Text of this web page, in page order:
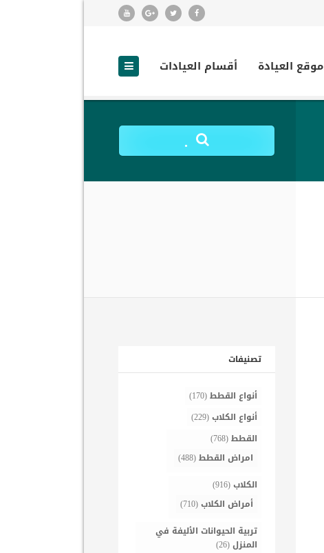
موقع العيادة أقسام العيادات
.
تصنيفات
أنواع القطط(170)
أنواع الكلاب(229)
القطط(768)
امراض القطط(488)
الكلاب(916)
أمراض الكلاب(710)
تربية الحيوانات الأليفة في
المنزل(26)